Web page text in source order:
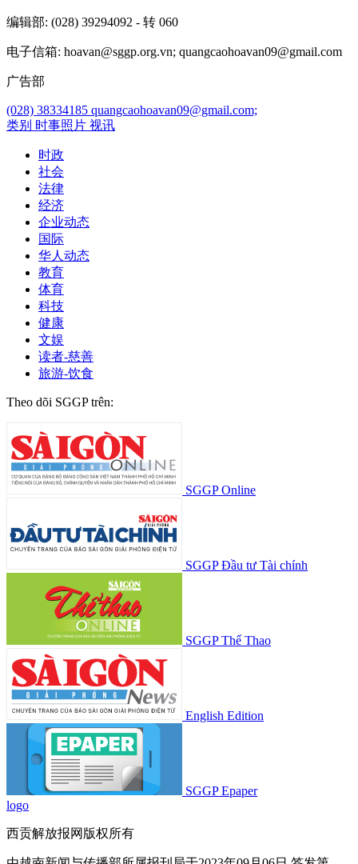
编辑部: (028) 39294092 - 转 060
电子信箱: hoavan@sggp.org.vn; quangcaohoavan09@gmail.com
广告部
(028) 38334185 quangcaohoavan09@gmail.com;
类别 时事照片 视讯
时政
社会
法律
经济
企业动态
国际
华人动态
教育
体育
科技
健康
文娱
读者-慈善
旅游-饮食
Theo dõi SGGP trên:
SGGP Online
SGGP Đầu tư Tài chính
SGGP Thể Thao
English Edition
SGGP Epaper
logo
西贡解放报网版权所有